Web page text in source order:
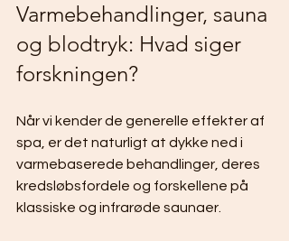
Varmebehandlinger, sauna
og blodtryk: Hvad siger
forskningen?
Når vi kender de generelle effekter af
spa, er det naturligt at dykke ned i
varmebaserede behandlinger, deres
kredsløbsfordele og forskellene på
klassiske og infrarøde saunaer.